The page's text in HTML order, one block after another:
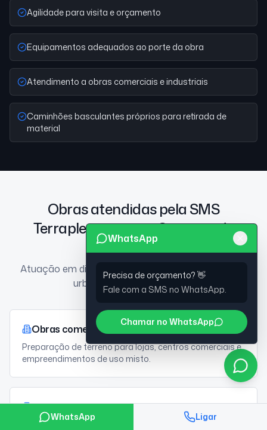
Agilidade para visita e orçamento
Equipamentos adequados ao porte da obra
Atendimento a obras comerciais e industriais
Caminhões basculantes próprios para retirada de
material
Obras atendidas pela SMS
Terraplenagem em Santana de
Parnaíba
Atuação em diferentes tipos de projeto, do terreno
urbano ao galpão industrial
Obras comerciais
Preparação de terreno para lojas, centros comerciais e
empreendimentos de uso misto.
Obras industriais
Movimentação de terra e nivelamento para fábricas,
WhatsApp
Precisa de orçamento? 👋
Fale com a SMS no WhatsApp.
Chamar no WhatsApp
WhatsApp Ligar